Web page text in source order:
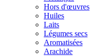
Hors d'œuvres
Huiles
Laits
Légumes secs
Aromatisées
Arachide